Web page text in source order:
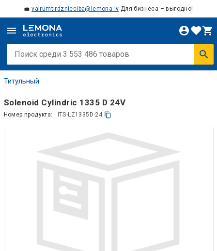
💼vairumtirdznieciba@lemona.lv Для бизнеса – выгодно!
Титульный
Solenoid Cylindric 1335 D 24V
Номер продукта: ITS-LZ1335D-24